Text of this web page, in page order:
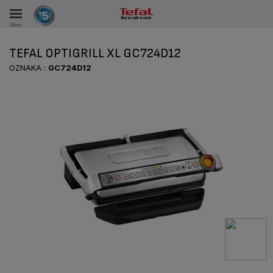
Meni
TOKOM 15 GODINA
TEFAL OPTIGRILL XL GC724D12
OZNAKA : GC724D12